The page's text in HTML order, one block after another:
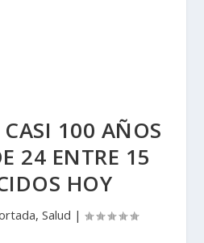
100 AÑOS
24 ENTRE 15
HOY
, Salud |